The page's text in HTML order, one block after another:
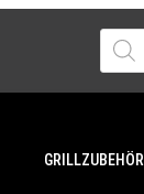
GRILLZUBEHÖR